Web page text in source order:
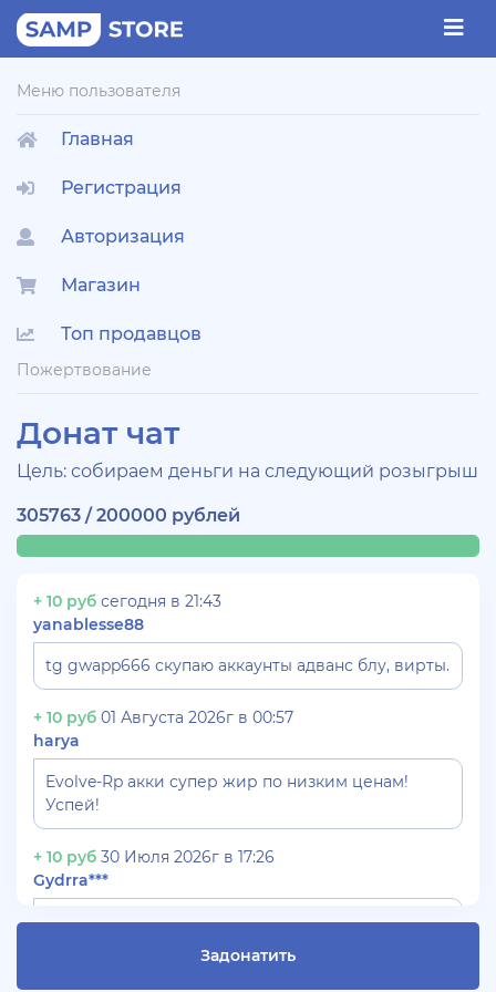
Меню пользователя
Главная
Регистрация
Авторизация
Магазин
Топ продавцов
Пожертвование
Донат чат
Цель: собираем деньги на следующий розыгрыш
305763 / 200000 рублей
+ 10 руб сегодня в 21:43
yanablesse88
tg gwapp666 скупаю аккаунты адванс блу, вирты.
+ 10 руб 01 Августа 2026г в 00:57
harya
Evolve-Rp акки супер жир по низким ценам!
Успей!
+ 10 руб 30 Июля 2026г в 17:26
Gydrra***
СКУПАЮ АККАУНТЫ БЛЕК РАША ТГ -
Задонатить